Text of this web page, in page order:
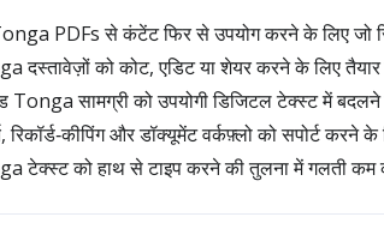
PDFs से कंटेंट फिर से उपयोग करने के लिए जो
दस्तावेज़ों को कोट, एडिट या शेयर करने के लिए
Tonga सामग्री को उपयोगी डिजिटल टेक्स्ट में
रिकॉर्ड‑कीपिंग और डॉक्यूमेंट वर्कफ़्लो को सपोर्ट करने के
टेक्स्ट को हाथ से टाइप करने की तुलना में गलती कम